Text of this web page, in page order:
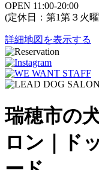
OPEN 11:00-20:00
(定休日：第1第３火
詳細地図を表示する
瑞穂市の
ロン｜ド